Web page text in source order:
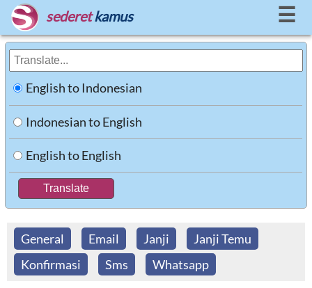
sederet kamus ☰
English to Indonesian
Indonesian to English
English to English
General Email Janji
Janji Temu
Konfirmasi
Sms Whatsapp